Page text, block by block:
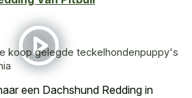
koop gelegde teckelhondenpuppy's
een Dachshund Redding in